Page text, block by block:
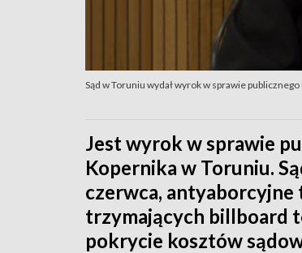
Sąd w Toruniu wydał wyrok w sprawie
Jest wyrok w sprawie
Kopernika w Toruniu.
czerwca, antyaborcyjne
trzymających billboard
pokrycie kosztów